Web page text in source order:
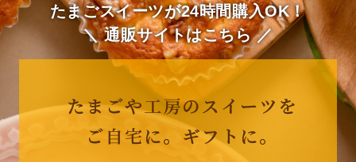
たまごスイーツが24時間購入OK！
＼ 通販サイトはこちら ／